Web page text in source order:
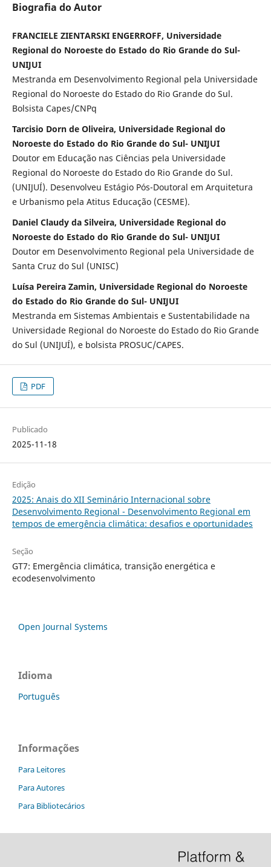
Biografia do Autor
FRANCIELE ZIENTARSKI ENGERROFF, Universidade
Regional do Noroeste do Estado do Rio Grande do Sul-
UNIJUI
Mestranda em Desenvolvimento Regional pela Universidade
Regional do Noroeste do Estado do Rio Grande do Sul.
Bolsista Capes/CNPq
Tarcisio Dorn de Oliveira, Universidade Regional do
Noroeste do Estado do Rio Grande do Sul- UNIJUI
Doutor em Educação nas Ciências pela Universidade
Regional do Noroeste do Estado do Rio Grande do Sul.
(UNIJUÍ). Desenvolveu Estágio Pós-Doutoral em Arquitetura
e Urbanismo pela Atitus Educação (CESME).
Daniel Claudy da Silveira, Universidade Regional do
Noroeste do Estado do Rio Grande do Sul- UNIJUI
Doutor em Desenvolvimento Regional pela Universidade de
Santa Cruz do Sul (UNISC)
Luísa Pereira Zamin, Universidade Regional do Noroeste
do Estado do Rio Grande do Sul- UNIJUI
Mestranda em Sistemas Ambientais e Sustentabilidade na
Universidade Regional do Noroeste do Estado do Rio Grande
do Sul (UNIJUÍ), e bolsista PROSUC/CAPES.
PDF
Publicado
2025-11-18
Edição
2025: Anais do XII Seminário Internacional sobre
Desenvolvimento Regional - Desenvolvimento Regional em
tempos de emergência climática: desafios e oportunidades
Seção
GT7: Emergência climática, transição energética e
ecodesenvolvimento
Open Journal Systems
Idioma
Português
Informações
Para Leitores
Para Autores
Para Bibliotecários